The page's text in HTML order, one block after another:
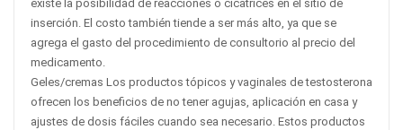
existe la posibilidad de reacciones o cicatrices en el sitio de
inserción. El costo también tiende a ser más alto, ya que se
agrega el gasto del procedimiento de consultorio al precio del
medicamento.
Geles/cremas Los productos tópicos y vaginales de testosterona
ofrecen los beneficios de no tener agujas, aplicación en casa y
ajustes de dosis fáciles cuando sea necesario. Estos productos